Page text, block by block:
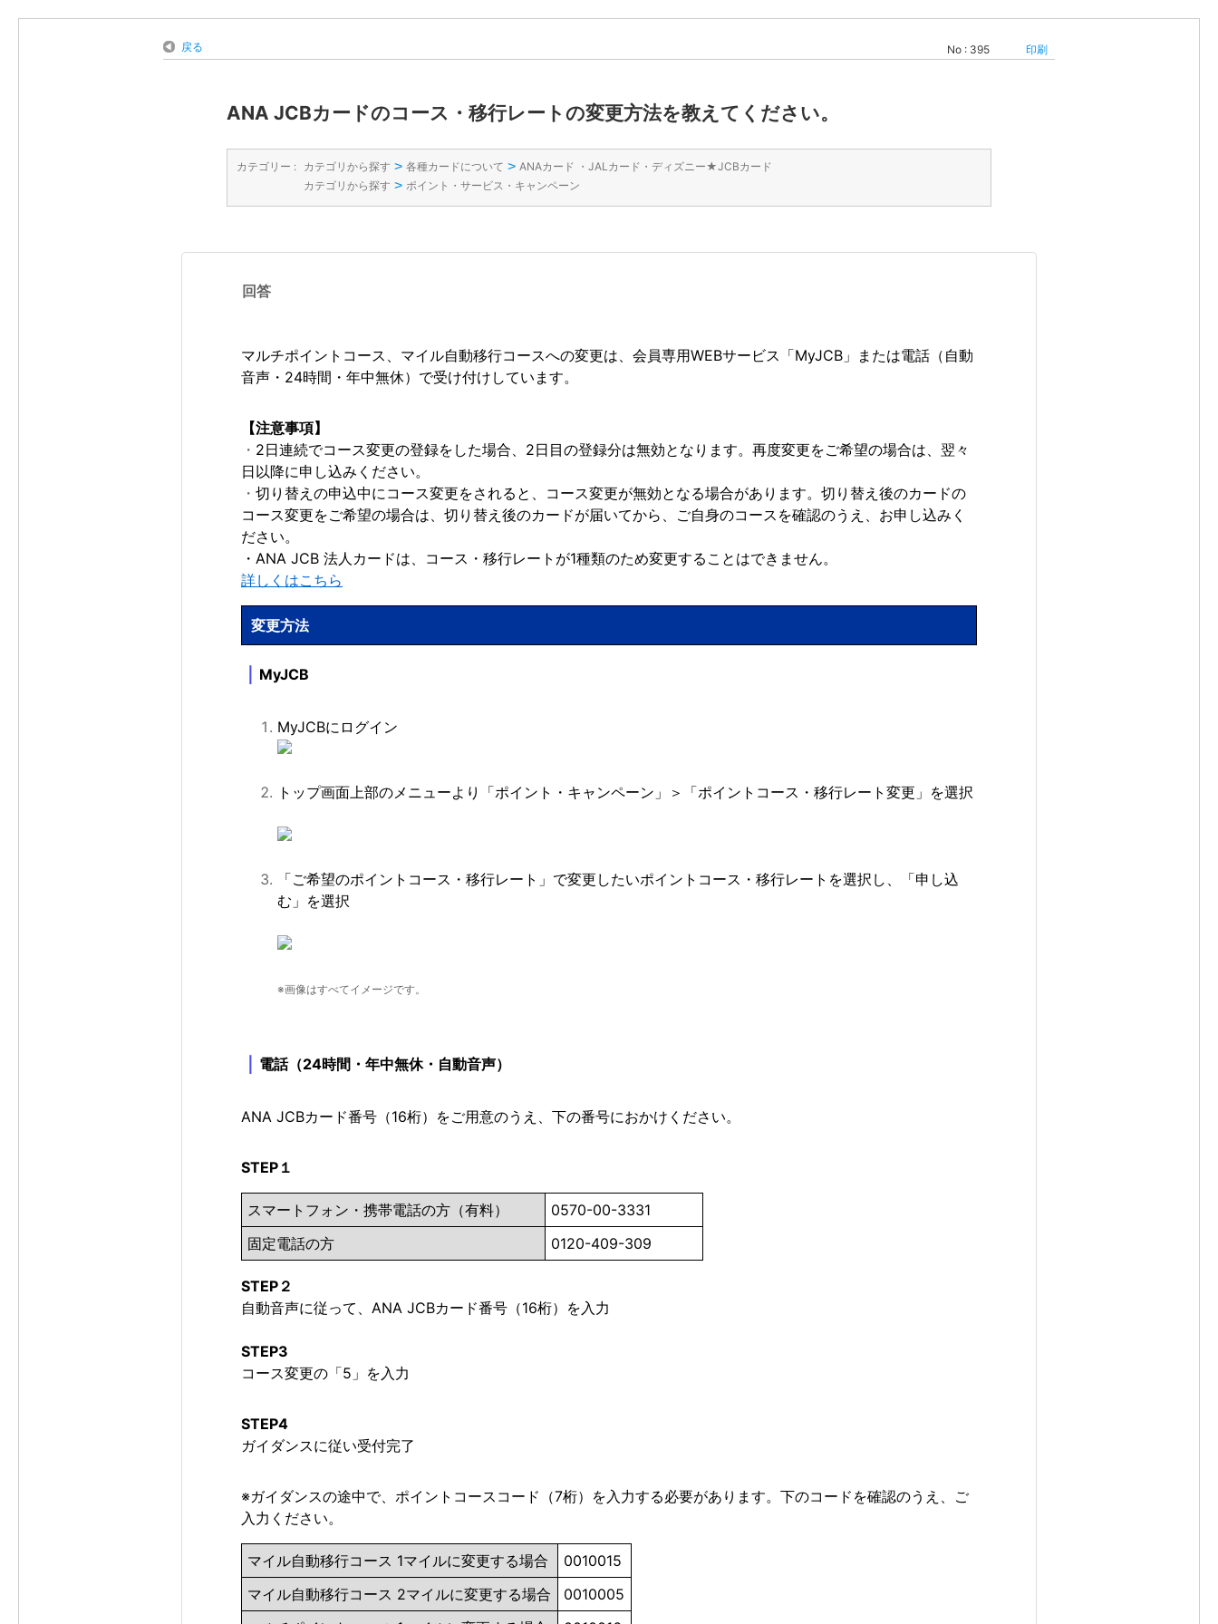
戻る No : 395 印刷
ANA JCBカードのコース・移行レートの変更方法を教えてください。
カテゴリー : カテゴリから探す > 各種カードについて > ANAカード ・JALカード・ディズニー★JCBカード
カテゴリから探す > ポイント・サービス・キャンペーン
回答
マルチポイントコース、マイル自動移行コースへの変更は、会員専用WEBサービス「MyJCB」または電話（自動
音声・24時間・年中無休）で受け付けしています。
【注意事項】
・ 2日連続でコース変更の登録をした場合、2日目の登録分は無効となります。再度変更をご希望の場合は、翌々
日以降に申し込みください。
・ 切り替えの申込中にコース変更をされると、コース変更が無効となる場合があります。切り替え後のカードの
コース変更をご希望の場合は、切り替え後のカードが届いてから、ご自身のコースを確認のうえ、お申し込みく
ださい。
・ANA JCB 法人カードは、コース・移行レートが1種類のため変更することはできません。
詳しくはこちら
変更方法
｜ MyJCB
MyJCBにログイン
トップ画面上部のメニューより「ポイント・キャンペーン」＞「ポイントコース・移行レート変更」を選択
「ご希望のポイントコース・移行レート」で変更したいポイントコース・移行レートを選択し、「申し込
む」を選択
※画像はすべてイメージです。
｜ 電話（24時間・年中無休・自動音声）
ANA JCBカード番号（16桁）をご用意のうえ、下の番号におかけください。
STEP１
スマートフォン・携帯電話の方（有料）
0570-00-3331
固定電話の方
0120-409-309
STEP２
自動音声に従って、ANA JCBカード番号（16桁）を入力
STEP3
コース変更の「5」を入力
STEP4
ガイダンスに従い受付完了
※ガイダンスの途中で、ポイントコースコード（7桁）を入力する必要があります。下のコードを確認のうえ、ご
入力ください。
マイル自動移行コース 1マイルに変更する場合
0010015
マイル自動移行コース 2マイルに変更する場合
0010005